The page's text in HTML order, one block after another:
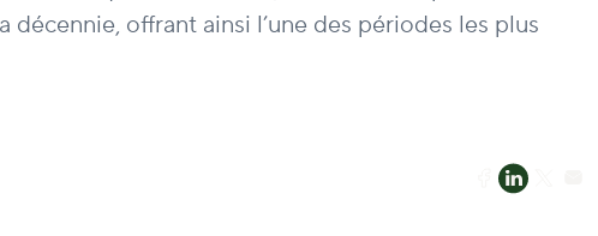
offrant ainsi l’une des périodes les plus